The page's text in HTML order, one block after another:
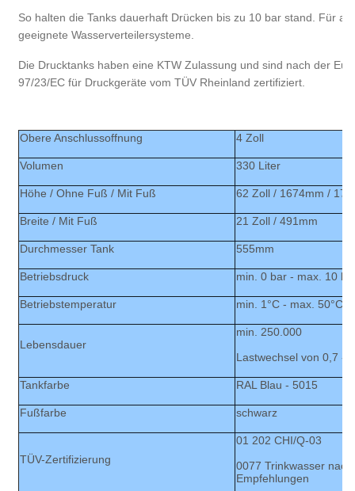
So halten die Tanks dauerhaft Drücken bis zu 10 bar stand. Für
geeignete Wasserverteilersysteme.
Die Drucktanks haben eine KTW Zulassung und sind nach der
97/23/EC für Druckgeräte vom TÜV Rheinland zertifiziert.
Obere Anschlussoffnung 4 Zoll
Volumen 330 Liter
Höhe / Ohne Fuß / Mit Fuß 62 Zoll / 1674mm /
Breite / Mit Fuß 21 Zoll / 491mm
Durchmesser Tank 555mm
Betriebsdruck min. 0 bar - max. 10
Betriebstemperatur min. 1°C - max. 50°C
Lebensdauer
min. 250.000
Lastwechsel von 0,7 -
Tankfarbe RAL Blau - 5015
Fußfarbe schwarz
TÜV-Zertifizierung
01 202 CHI/Q-03
0077 Trinkwasser
Empfehlungen